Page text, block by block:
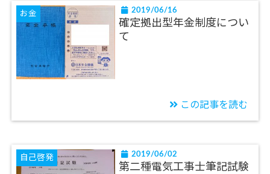
お金 2019/06/16
確定拠出型年金制度につい
て
この記事を読む
自己啓発 2019/06/02
第二種電気工事士筆記試験